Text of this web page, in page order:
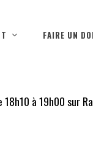
FAIRE UN
à 19h00 sur